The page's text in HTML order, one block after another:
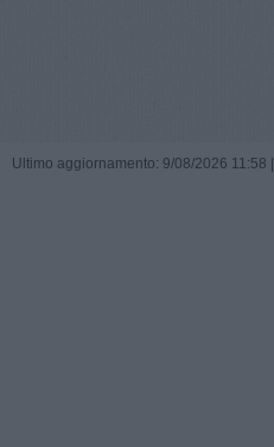
Ultimo aggiornamento: 9/08/2026 11:58 |